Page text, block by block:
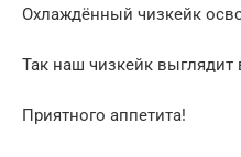
Охлаждённый чизкейк
Так наш чизкейк выглядит
Приятного аппетита!